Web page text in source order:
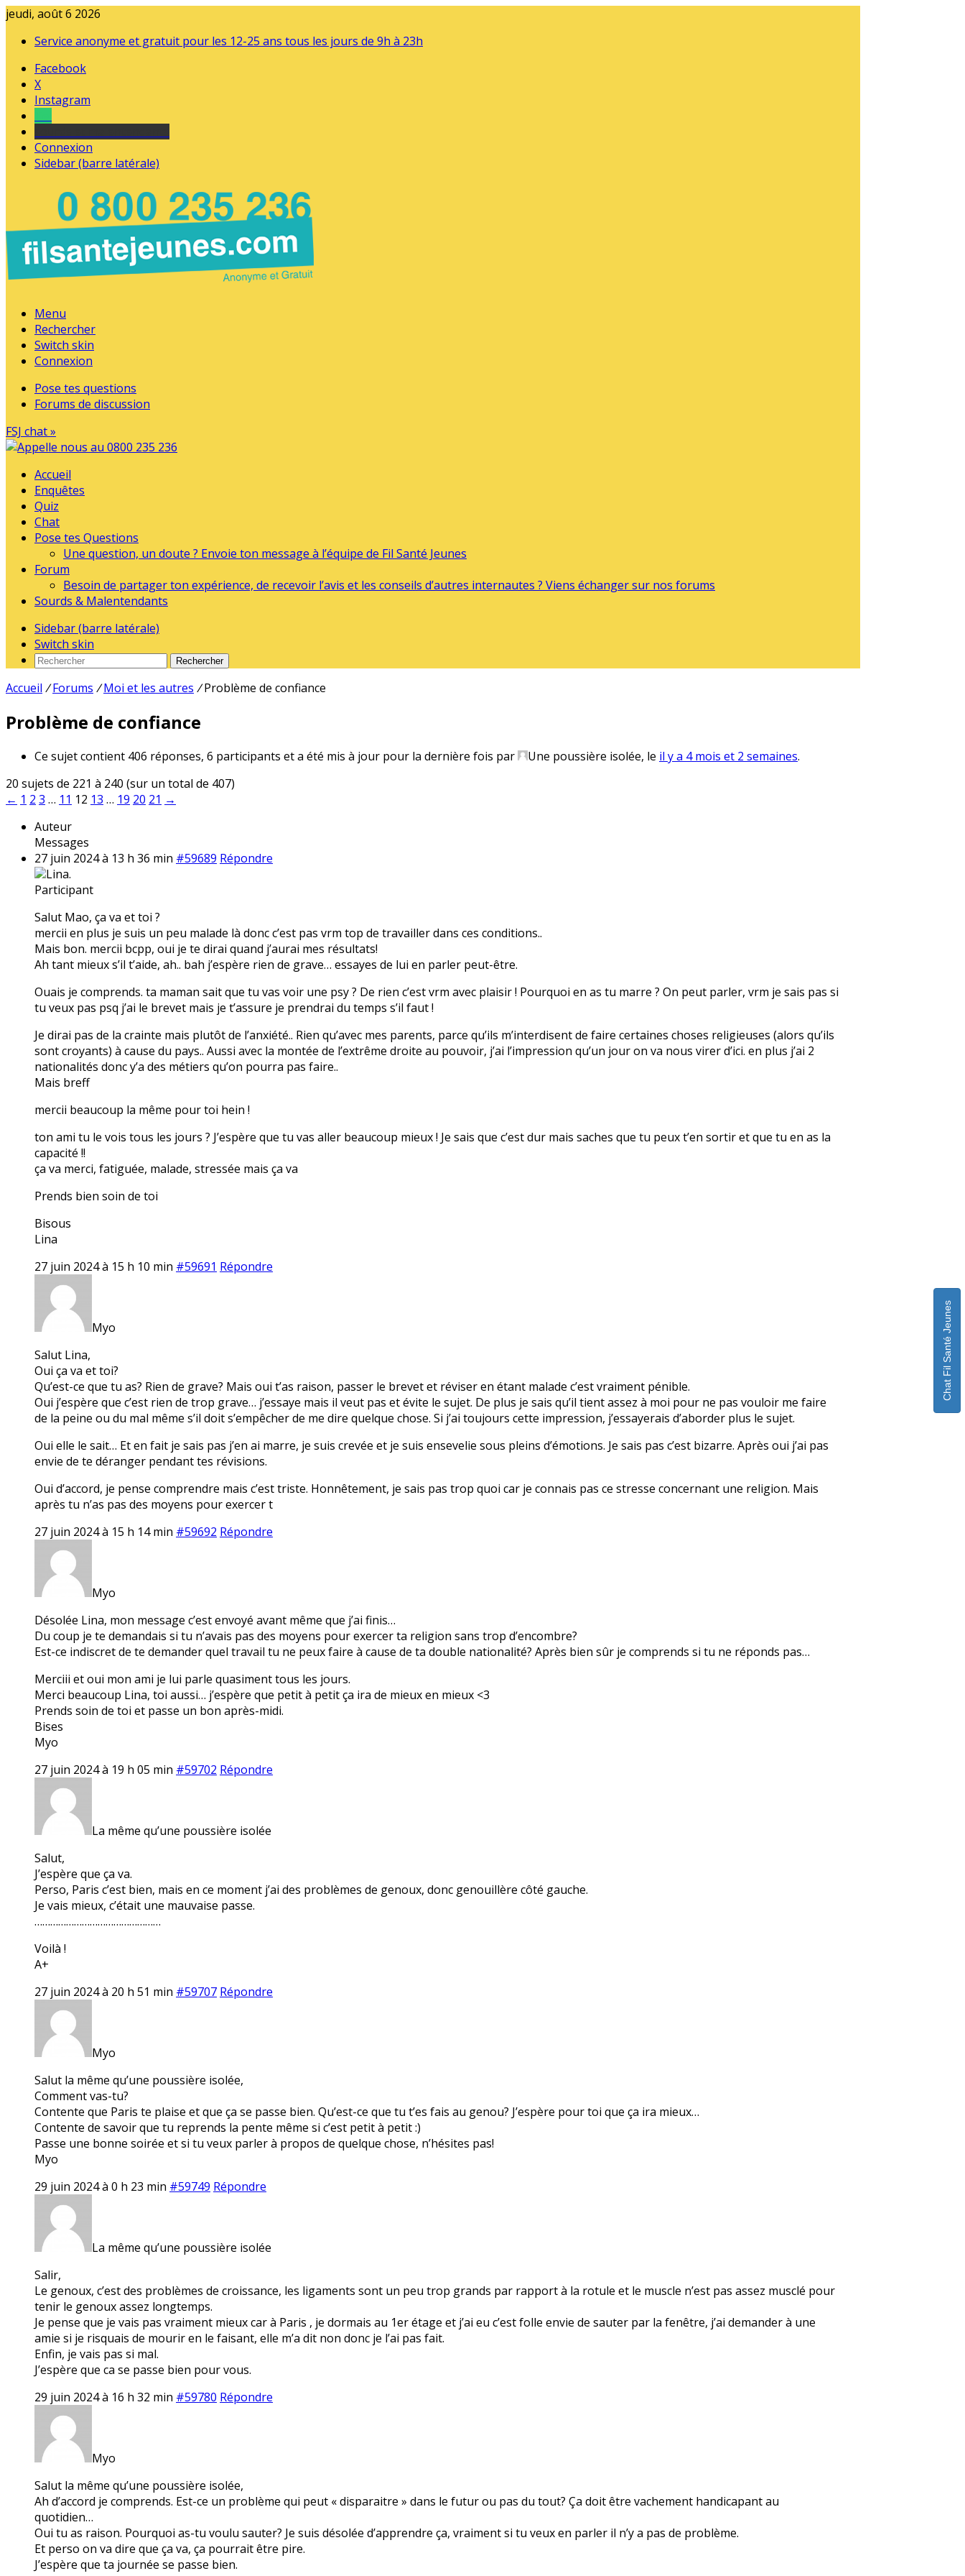
jeudi, août 6 2026
Service anonyme et gratuit pour les 12-25 ans tous les jours de 9h à 23h
Facebook
X
Instagram
Connexion
Sidebar (barre latérale)
Menu
Rechercher
Switch skin
Connexion
Pose tes questions
Forums de discussion
FSJ chat »
Accueil
Enquêtes
Quiz
Chat
Pose tes Questions
Une question, un doute ? Envoie ton message à l’équipe de Fil Santé Jeunes
Forum
Besoin de partager ton expérience, de recevoir l’avis et les conseils d’autres internautes ? Viens échanger sur nos forums
Sourds & Malentendants
Sidebar (barre latérale)
Switch skin
Rechercher
Accueil / Forums / Moi et les autres / Problème de confiance
Problème de confiance
Ce sujet contient 406 réponses, 6 participants et a été mis à jour pour la dernière fois par Une poussière isolée, le il y a 4 mois et 2 semaines.
20 sujets de 221 à 240 (sur un total de 407)
← 1 2 3 … 11 12 13 … 19 20 21 →
Auteur
Messages
27 juin 2024 à 13 h 36 min #59689 Répondre
Lina.
Participant
Salut Mao, ça va et toi ?
mercii en plus je suis un peu malade là donc c’est pas vrm top de travailler dans ces conditions..
Mais bon. mercii bcpp, oui je te dirai quand j’aurai mes résultats!
Ah tant mieux s’il t’aide, ah.. bah j’espère rien de grave… essayes de lui en parler peut-être.
Ouais je comprends. ta maman sait que tu vas voir une psy ? De rien c’est vrm avec plaisir ! Pourquoi en as tu marre ? On peut parler, vrm je sais pas si
tu veux pas psq j’ai le brevet mais je t’assure je prendrai du temps s’il faut !
Je dirai pas de la crainte mais plutôt de l’anxiété.. Rien qu’avec mes parents, parce qu’ils m’interdisent de faire certaines choses religieuses (alors qu’ils
sont croyants) à cause du pays.. Aussi avec la montée de l’extrême droite au pouvoir, j’ai l’impression qu’un jour on va nous virer d’ici. en plus j’ai 2
nationalités donc y’a des métiers qu’on pourra pas faire..
Mais breff
mercii beaucoup la même pour toi hein !
ton ami tu le vois tous les jours ? J’espère que tu vas aller beaucoup mieux ! Je sais que c’est dur mais saches que tu peux t’en sortir et que tu en as la
capacité !!
ça va merci, fatiguée, malade, stressée mais ça va
Prends bien soin de toi
Bisous
Lina
27 juin 2024 à 15 h 10 min #59691 Répondre
Myo
Salut Lina,
Oui ça va et toi?
Qu’est-ce que tu as? Rien de grave? Mais oui t’as raison, passer le brevet et réviser en étant malade c’est vraiment pénible.
Oui j’espère que c’est rien de trop grave… j’essaye mais il veut pas et évite le sujet. De plus je sais qu’il tient assez à moi pour ne pas vouloir me faire
de la peine ou du mal même s’il doit s’empêcher de me dire quelque chose. Si j’ai toujours cette impression, j’essayerais d’aborder plus le sujet.
Oui elle le sait… Et en fait je sais pas j’en ai marre, je suis crevée et je suis ensevelie sous pleins d’émotions. Je sais pas c’est bizarre. Après oui j’ai pas
envie de te déranger pendant tes révisions.
Oui d’accord, je pense comprendre mais c’est triste. Honnêtement, je sais pas trop quoi car je connais pas ce stresse concernant une religion. Mais
après tu n’as pas des moyens pour exercer t
27 juin 2024 à 15 h 14 min #59692 Répondre
Myo
Désolée Lina, mon message c’est envoyé avant même que j’ai finis…
Du coup je te demandais si tu n’avais pas des moyens pour exercer ta religion sans trop d’encombre?
Est-ce indiscret de te demander quel travail tu ne peux faire à cause de ta double nationalité? Après bien sûr je comprends si tu ne réponds pas…
Merciii et oui mon ami je lui parle quasiment tous les jours.
Merci beaucoup Lina, toi aussi… j’espère que petit à petit ça ira de mieux en mieux <3
Prends soin de toi et passe un bon après-midi.
Bises
Myo
27 juin 2024 à 19 h 05 min #59702 Répondre
La même qu’une poussière isolée
Salut,
J’espère que ça va.
Perso, Paris c’est bien, mais en ce moment j’ai des problèmes de genoux, donc genouillère côté gauche.
Je vais mieux, c’était une mauvaise passe.
…………………………………………
Voilà !
A+
27 juin 2024 à 20 h 51 min #59707 Répondre
Myo
Salut la même qu’une poussière isolée,
Comment vas-tu?
Contente que Paris te plaise et que ça se passe bien. Qu’est-ce que tu t’es fais au genou? J’espère pour toi que ça ira mieux…
Contente de savoir que tu reprends la pente même si c’est petit à petit :)
Passe une bonne soirée et si tu veux parler à propos de quelque chose, n’hésites pas!
Myo
29 juin 2024 à 0 h 23 min #59749 Répondre
La même qu’une poussière isolée
Salir,
Le genoux, c’est des problèmes de croissance, les ligaments sont un peu trop grands par rapport à la rotule et le muscle n’est pas assez musclé pour
tenir le genoux assez longtemps.
Je pense que je vais pas vraiment mieux car à Paris , je dormais au 1er étage et j’ai eu c’est folle envie de sauter par la fenêtre, j’ai demander à une
amie si je risquais de mourir en le faisant, elle m’a dit non donc je l’ai pas fait.
Enfin, je vais pas si mal.
J’espère que ca se passe bien pour vous.
29 juin 2024 à 16 h 32 min #59780 Répondre
Myo
Salut la même qu’une poussière isolée,
Ah d’accord je comprends. Est-ce un problème qui peut « disparaitre » dans le futur ou pas du tout? Ça doit être vachement handicapant au
quotidien…
Oui tu as raison. Pourquoi as-tu voulu sauter? Je suis désolée d’apprendre ça, vraiment si tu veux en parler il n’y a pas de problème.
Et perso on va dire que ça va, ça pourrait être pire.
J’espère que ta journée se passe bien.
Chat Fil Santé Jeunes